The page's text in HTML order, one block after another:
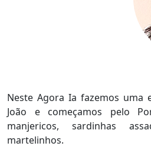
Neste Agora Ia fazemos uma
João e começamos pelo
manjericos, sardinhas
martelinhos.